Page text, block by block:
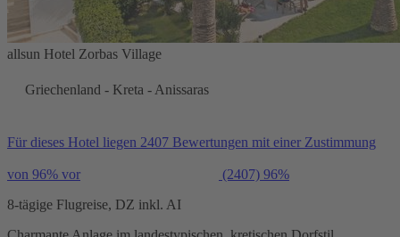
allsun Hotel Zorbas Village
Griechenland - Kreta - Anissaras
Für dieses Hotel liegen 2407 Bewertungen mit einer Zustimmung
von 96% vor (2407) 96%
8-tägige Flugreise, DZ inkl. AI